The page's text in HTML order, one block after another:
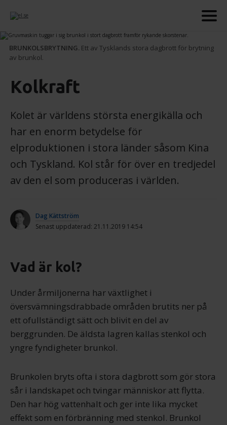
BRUNKOLSBRYTNING. Ett av Tysklands stora dagbrott för brytning
av brunkol.
Kolkraft
Kolet är världens största energikälla och
har en enorm betydelse för
elproduktionen i stora länder såsom Kina
och Tyskland. Kol står för över en tredjedel
av den el som produceras i världen.
Dag Kättström
Senast uppdaterad: 21.11.2019 14:54
Vad är kol?
Under årmiljonerna har växtlighet i
översvämningsdrabbade områden brutits ner på
ett ofullständigt sätt och blivit en del av
berggrunden. De äldsta lagren kallas stenkol och
yngre fyndigheter brunkol.
Brunkolen bryts ofta i stora dagbrott som gör stora
sår i landskapet och tvingar människor att flytta.
Den har hög vattenhalt och ger inte lika mycket
effekt som en förbränning med stenkol. Brunkol